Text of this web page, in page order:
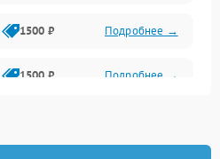
1500 ₽ Подробнее →
1500 ₽ Подробнее →